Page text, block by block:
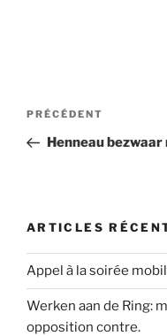
Navigation
l’article
Article
précédent
PRÉCÉDENT
Henneau bezwaar
ARTICLES
Appel à la soirée
Werken aan de Ring:
opposition contre.